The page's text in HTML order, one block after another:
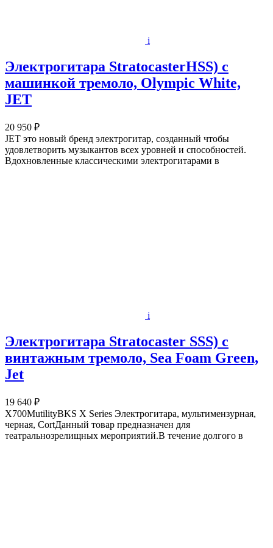
i
Электрогитара StratocasterHSS) с
машинкой тремоло, Olympic White,
JET
20 950 ₽
JET это новый бренд электрогитар, созданный чтобы
удовлетворить музыкантов всех уровней и способностей.
Вдохновленные классическими электрогитарами в
i
Электрогитара Stratocaster SSS) с
винтажным тремоло, Sea Foam Green,
Jet
19 640 ₽
X700MutilityBKS X Series Электрогитара, мультимензурная,
черная, CortДанный товар предназначен для
театральнозрелищных мероприятий.В течение долгого в